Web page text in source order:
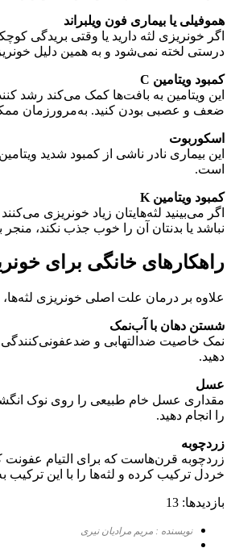
هموفیلی یا بیماری فون ویلبراند
اگر خونریزی لثه دارید یا وقتی بریدگی
درستی لخته نمی‌شود و به همین دلیل
کمبود ویتامین C
ضعف و عصبی بودن کنید. به‌مرورزمان
اسکوربوت
است.
کمبود ویتامین K
نباشد یا بدنتان آن را خوب جذب نکند،
راهکارهای خانگی برای
علاوه بر درمان علت اصلی خونریزی لثه‌ها،
شستن دهان با آب‌نمک
نمک خاصیت ضدالتهابی و
دهید.
عسل
مقداری عسل خام طبیعی را روی نوک
را انجام دهید.
زردچوبه
زردچوبه قرن‌هاست که برای التیام عفونت
خردل ترکیب کرده و لثه‌ها را با این ترکیب
بازدیدها: 13
نویسنده : مریم مرادیان نیری